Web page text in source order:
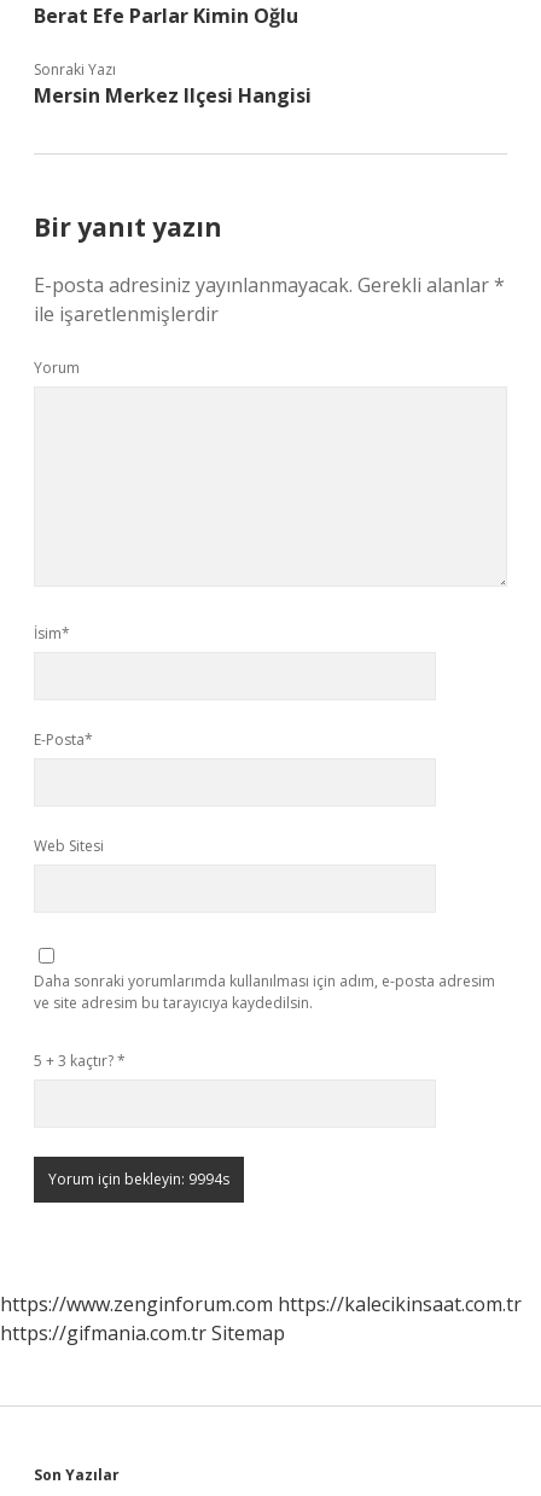
Berat Efe Parlar Kimin Oğlu
Sonraki Yazı
Mersin Merkez Ilçesi Hangisi
Bir yanıt yazın
E-posta adresiniz yayınlanmayacak. Gerekli alanlar*
ile işaretlenmişlerdir
Yorum
İsim*
E-Posta*
Web Sitesi
Daha sonraki yorumlarımda kullanılması için adım, e-posta adresim
ve site adresim bu tarayıcıya kaydedilsin.
5 + 3 kaçtır?*
https://www.zenginforum.com https://kalecikinsaat.com.tr
https://gifmania.com.trSitemap
Son Yazılar